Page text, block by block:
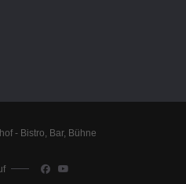
- Bistro, Bar, Bühne